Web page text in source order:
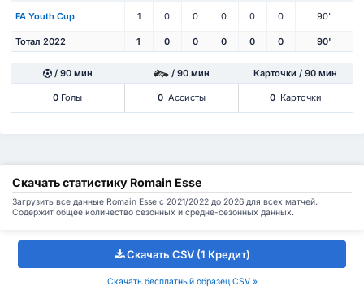
FA Youth Cup 1 0 0 0 0 0 90'
Тотал 2022 1 0 0 0 0 0 90'
/ 90 мин / 90 мин Карточки / 90 мин
0 Голы 0 Ассисты 0 Карточки
Скачать статистику Romain Esse
Загрузить все данные Romain Esse с 2021/2022 до 2026 для всех матчей.
Содержит общее количество сезонных и средне-сезонных данных.
Скачать CSV (1 Кредит)
Скачать бесплатный образец CSV »